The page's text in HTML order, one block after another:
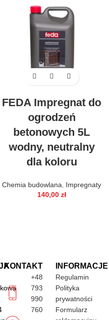
FEDA Impregnat do
ogrodzeń
betonowych 5L
wodny, neutralny
dla koloru
Chemia budowlana
Impregnaty
140,00 zł
KONTAKT
+48
793
990
760
INFORMACJE
Regulamin
Polityka
prywatności
Formularz